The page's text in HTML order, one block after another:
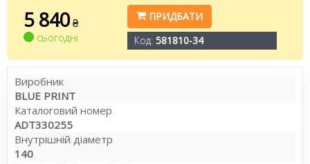
5 840 ₴
сьогодні
ПРИДБАТИ
Код: 581810-34
Виробник
BLUE PRINT
Каталоговий номер
ADT330255
Внутрішній діаметр
140